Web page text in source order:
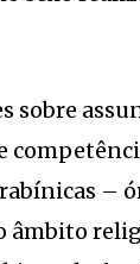
sobre
–
âmbito